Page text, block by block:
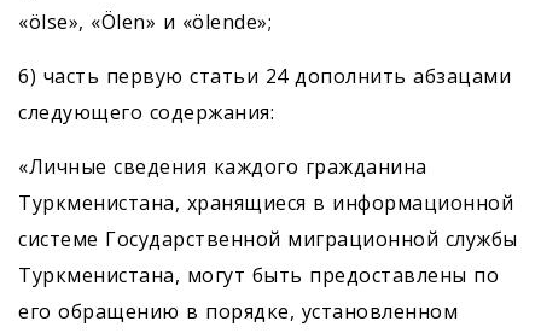
«ölse», «Ölen» и «ölende»;
6) часть первую статьи 24 дополнить абзацами
следующего содержания:
«Личные сведения каждого гражданина
Туркмени­стана, хранящиеся в информационной
системе Государственной миграционной службы
Туркменистана, могут быть предоставлены по
его обращению в порядке, установленном